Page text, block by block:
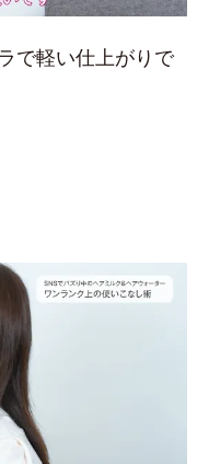
で軽い仕上がりで